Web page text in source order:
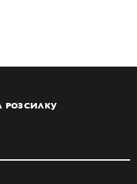
РОЗСИЛКУ